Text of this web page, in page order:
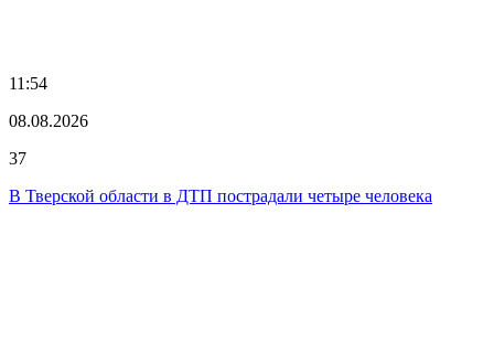
11:54
08.08.2026
37
В Тверской области в ДТП пострадали четыре человека